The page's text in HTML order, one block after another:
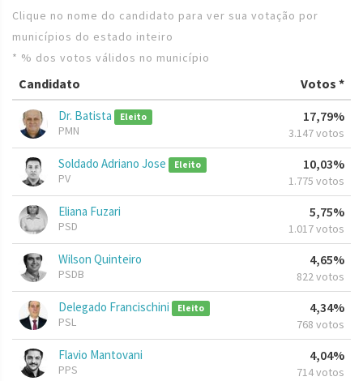
Clique no nome do candidato para ver sua votação por
municípios do estado inteiro
* % dos votos válidos no município
Candidato Votos *
Dr. Batista Eleito
PMN
17,79%
3.147 votos
Soldado Adriano Jose Eleito
PV
10,03%
1.775 votos
Eliana Fuzari
PSD
5,75%
1.017 votos
Wilson Quinteiro
PSDB
4,65%
822 votos
Delegado Francischini Eleito
PSL
4,34%
768 votos
Flavio Mantovani
PPS
4,04%
714 votos